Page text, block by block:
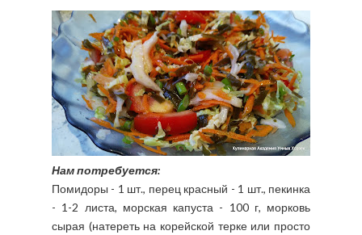
Нам потребуется:
Помидоры - 1 шт., перец красный - 1 шт., пекинка
- 1-2 листа, морская капуста - 100 г, морковь
сырая (натереть на корейской терке или просто